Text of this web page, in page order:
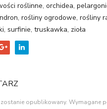
roślinne, orchidea,
, rośliny ogrodowe, rośliny
, surfinie, truskawka, zioła
opublikowany. Wymagane